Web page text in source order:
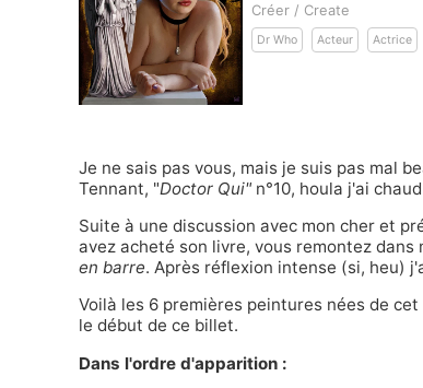
Créer / Create
Dr Who Acteur Actrice
Je ne sais pas vous, mais je suis pas mal
Tennant, "Doctor Qui" n°10, houla j'ai
Suite à une discussion avec mon cher et
avez acheté son livre, vous remontez dans
en barre. Après réflexion intense (si, heu)
Voilà les 6 premières peintures nées de
le début de ce billet.
Dans l'ordre d'apparition :